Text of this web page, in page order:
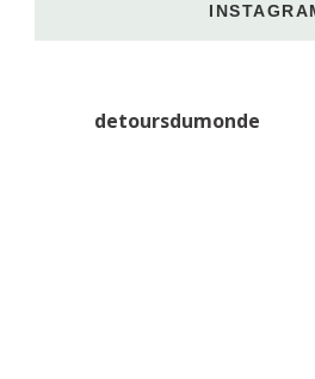
detoursdumonde